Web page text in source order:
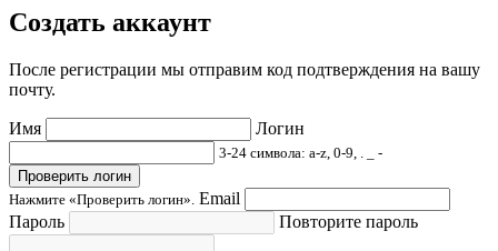
Создать аккаунт
После регистрации мы отправим код подтверждения на вашу
почту.
Имя Логин
3-24 символа: a-z, 0-9, . _ -
Проверить логин
Нажмите «Проверить логин». Email
Пароль
Повторите пароль